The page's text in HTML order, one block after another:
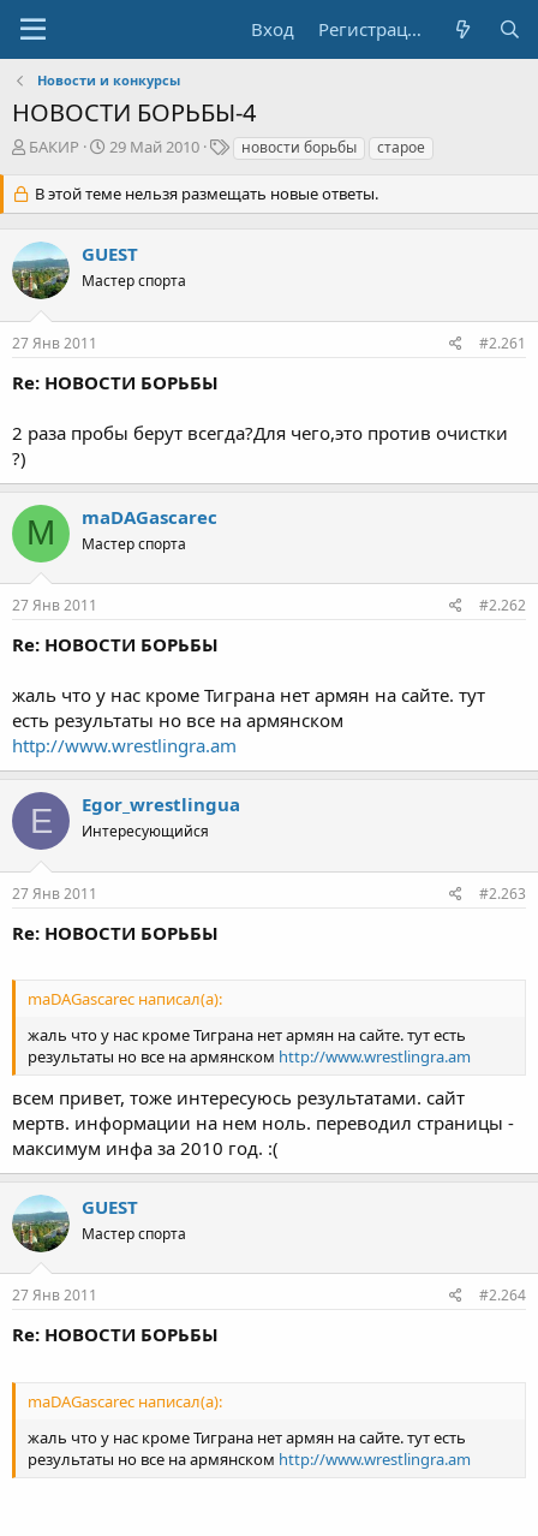
Вход Регистрация
Новости и конкурсы
НОВОСТИ БОРЬБЫ-4
А
т
о
т
е
м
ы
БАКИР
Д
т
а
а
ч
л
29 Май 2010
Т
г
и
новости борьбы старое
В этой теме нельзя размещать новые ответы.
GUEST
Мастер спорта
27 Янв 2011 #2.261
Re: НОВОСТИ БОРЬБЫ
2 раза пробы берут всегда?Для чего,это против очистки
?)
M maDAGasсarec
Мастер спорта
27 Янв 2011 #2.262
Re: НОВОСТИ БОРЬБЫ
жаль что у нас кроме Тиграна нет армян на сайте. тут
есть результаты но все на армянском
http://www.wrestlingra.am
E Egor_wrestlingua
Интересующийся
27 Янв 2011 #2.263
Re: НОВОСТИ БОРЬБЫ
maDAGasсarec написал(а):
жаль что у нас кроме Тиграна нет армян на сайте. тут есть
результаты но все на армянском http://www.wrestlingra.am
всем привет, тоже интересуюсь результатами. сайт
мертв. информации на нем ноль. переводил страницы -
максимум инфа за 2010 год. :(
GUEST
Мастер спорта
27 Янв 2011 #2.264
Re: НОВОСТИ БОРЬБЫ
maDAGasсarec написал(а):
жаль что у нас кроме Тиграна нет армян на сайте. тут есть
результаты но все на армянском http://www.wrestlingra.am